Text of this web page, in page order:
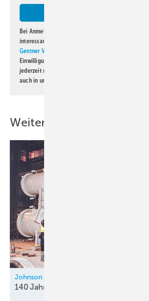
Bei Anmeldung zu diesem Newsletter bin ich damit
interessante Verlags- und Online-Angebote
Gentner Verlag GmbH & Co. KG
Einwilligung kann ich jederzeit widerrufen und eine
jederzeit möglich. Informationen zum Umgang mit
auch in unserer
Weitere Inhalte
Johnson Controls
140 Jahre für die